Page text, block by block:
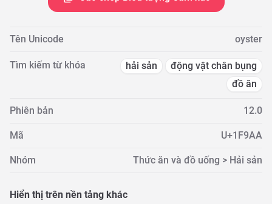
Tên Unicode oyster
Tìm kiếm từ khóa hải sản
động vật chân bụng
đồ ăn
Phiên bản 12.0
Mã U+1F9AA
Nhóm Thức ăn và đồ uống > Hải sản
Hiển thị trên nền tảng khác